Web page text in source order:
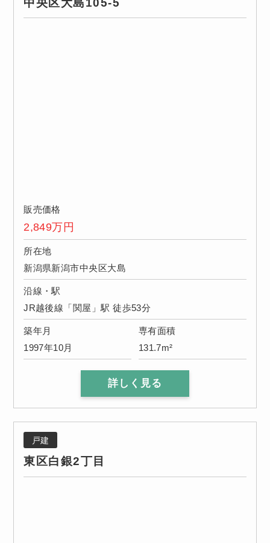
販売価格
2,849万円
所在地
新潟県新潟市中央区大島
沿線・駅
JR越後線「関屋」駅 徒歩53分
築年月
1997年10月
専有面積
131.7m²
詳しく見る
戸建
東区白銀2丁目